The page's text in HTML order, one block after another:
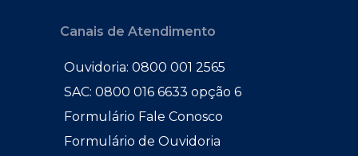
Canais de Atendimento
Ouvidoria: 0800 001 2565
SAC: 0800 016 6633 opção 6
Formulário Fale Conosco
Formulário de Ouvidoria